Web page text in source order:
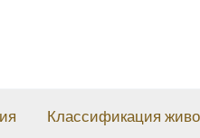
Классификация